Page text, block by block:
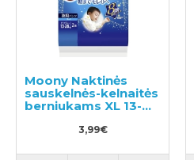
Moony Naktinės
sauskelnės-kelnaitės
berniukams XL 13-
3,99€